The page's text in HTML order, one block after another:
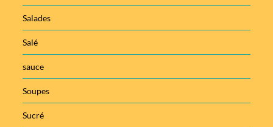
Salades
Salé
sauce
Soupes
Sucré